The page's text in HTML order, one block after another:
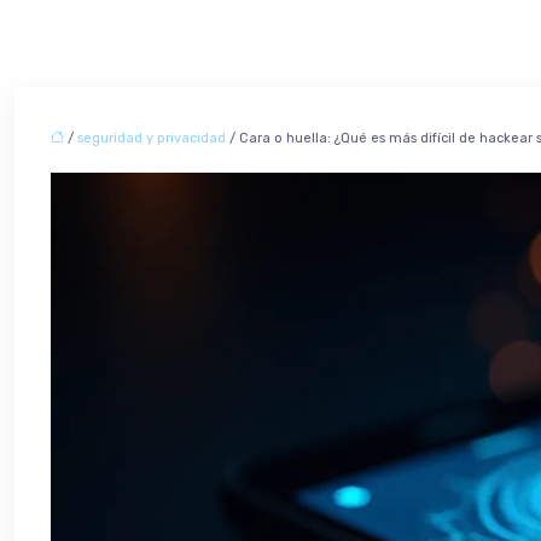
/ seguridad y privacidad / Cara o huella: ¿Qué es más difícil de hackear